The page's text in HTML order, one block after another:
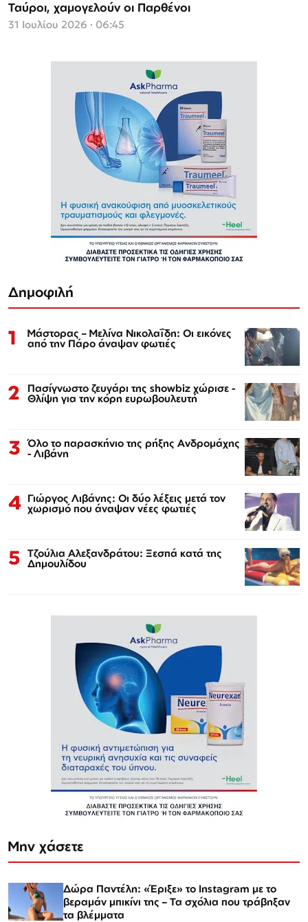
Ταύροι, χαμoγελούν οι Παρθένοι
31 Ιουλίου 2026 · 06:45
Δημοφιλή
1 Μάστορας – Μελίνα Νικολαΐδη: Οι εικόνες
από την Πάρο άναψαν φωτιές
2 Πασίγνωστο ζευγάρι της showbiz χώρισε -
Θλίψη για την κόρη ευρωβουλευτή
3 Όλο το παρασκήνιο της ρήξης Ανδρομάχης
- Λιβάνη
4 Γιώργος Λιβάνης: Οι δύο λέξεις μετά τον
χωρισμό που άναψαν νέες φωτιές
5 Τζούλια Αλεξανδράτου: Ξεσπά κατά της
Δημουλίδου
Μην χάσετε
Δώρα Παντέλη: «Έριξε» το Instagram με το
βεραμάν μπικίνι της – Τα σχόλια που τράβηξαν
τα βλέμματα